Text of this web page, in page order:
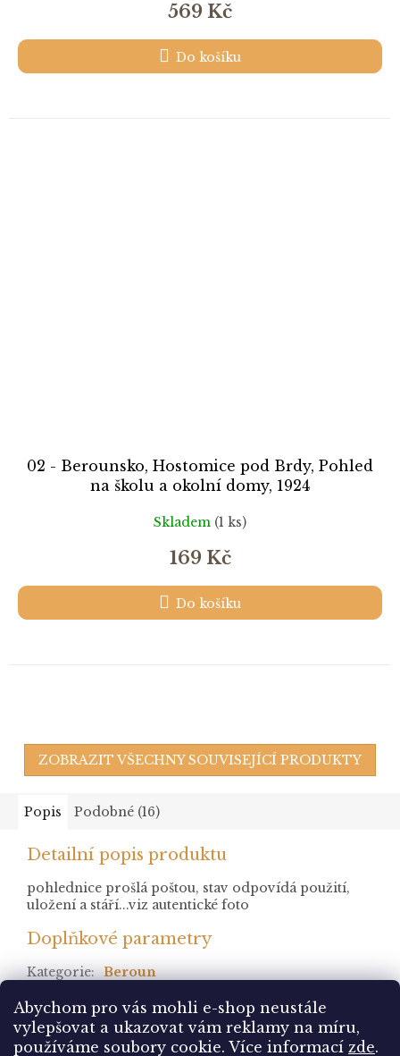
Abychom pro vás mohli e-shop neustále
vylepšovat a ukazovat vám reklamy na míru,
používáme soubory cookie. Více informací zde.
569 Kč
Do košíku
02 - Berounsko, Hostomice pod Brdy, Pohled
na školu a okolní domy, 1924
Skladem (1 ks)
169 Kč
Do košíku
ZOBRAZIT VŠECHNY SOUVISEJÍCÍ PRODUKTY
Popis Podobné (16)
Detailní popis produktu
pohlednice prošlá poštou, stav odpovídá použití,
uložení a stáří...viz autentické foto
Doplňkové parametry
Kategorie: Beroun